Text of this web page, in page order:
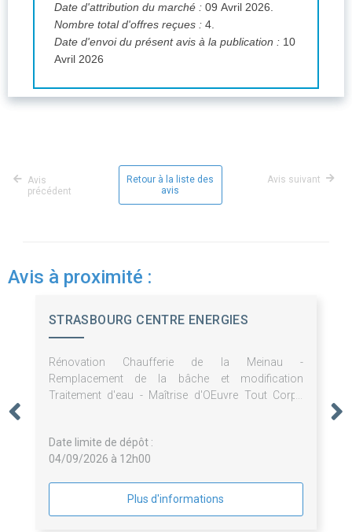
Date d'attribution du marché : 09 Avril 2026.
Nombre total d'offres reçues : 4.
Date d'envoi du présent avis à la publication : 10
Avril 2026
Avis
précédent
Retour à la liste des
avis
Avis suivant
Avis à proximité :
STRASBOURG CENTRE ENERGIES
Rénovation Chaufferie de la Meinau -
Remplacement de la bâche et modification
Traitement d'eau - Maîtrise d'OEuvre Tout Corps
Date limite de dépôt :
04/09/2026 à 12h00
Plus d'informations